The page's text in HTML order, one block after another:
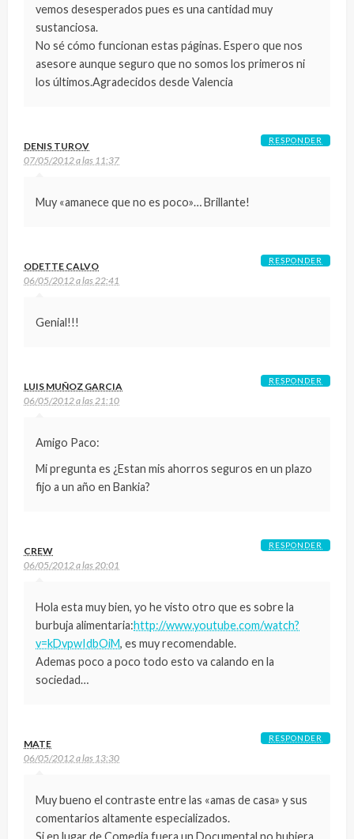
vemos desesperados pues es una cantidad muy
sustanciosa.
No sé cómo funcionan estas páginas. Espero que nos
asesore aunque seguro que no somos los primeros ni
los últimos.Agradecidos desde Valencia
DENIS TUROV
07/05/2012 a las 11:37
Muy «amanece que no es poco»… Brillante!
RESPONDER
ODETTE CALVO
06/05/2012 a las 22:41
Genial!!!
RESPONDER
LUIS MUÑOZ GARCIA
06/05/2012 a las 21:10
Amigo Paco:
Mi pregunta es ¿Estan mis ahorros seguros en un plazo
fijo a un año en Bankia?
RESPONDER
CREW
06/05/2012 a las 20:01
Hola esta muy bien, yo he visto otro que es sobre la
burbuja alimentaria:http://www.youtube.com/watch?
v=kDvpwIdbOiM, es muy recomendable.
Ademas poco a poco todo esto va calando en la
sociedad…
RESPONDER
MATE
06/05/2012 a las 13:30
Muy bueno el contraste entre las «amas de casa» y sus
comentarios altamente especializados.
Si en lugar de Comedia fuera un Documental,no hubiera
RESPONDER